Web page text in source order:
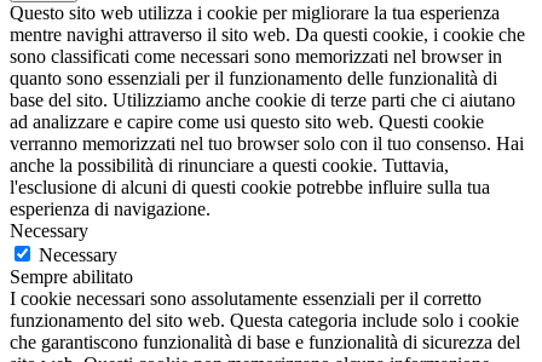
Questo sito web utilizza i cookie per migliorare la tua esperienza
mentre navighi attraverso il sito web. Da questi cookie, i cookie che
sono classificati come necessari sono memorizzati nel browser in
quanto sono essenziali per il funzionamento delle funzionalità di
base del sito. Utilizziamo anche cookie di terze parti che ci aiutano
ad analizzare e capire come usi questo sito web. Questi cookie
verranno memorizzati nel tuo browser solo con il tuo consenso. Hai
anche la possibilità di rinunciare a questi cookie. Tuttavia,
l'esclusione di alcuni di questi cookie potrebbe influire sulla tua
esperienza di navigazione.
Necessary
Necessary
Sempre abilitato
I cookie necessari sono assolutamente essenziali per il corretto
funzionamento del sito web. Questa categoria include solo i cookie
che garantiscono funzionalità di base e funzionalità di sicurezza del